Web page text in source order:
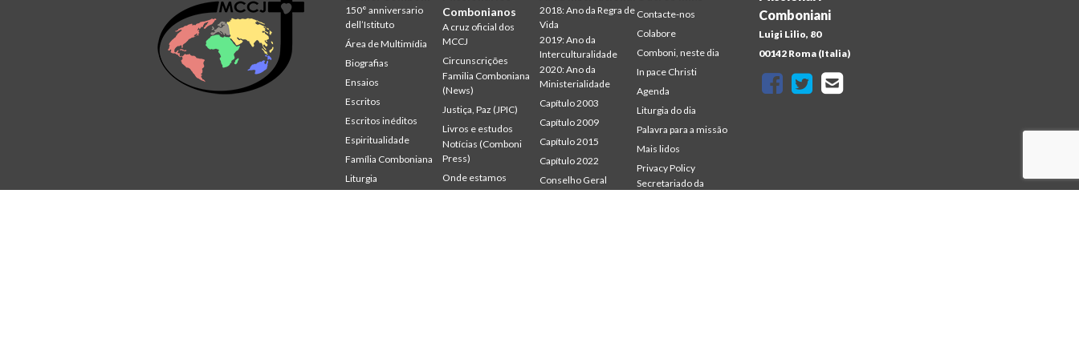
Comboniani
Luigi Lilio, 80
00142 Roma (Italia)
150° anniversario
dell’Istituto
Área de Multimídia
Biografias
Ensaios
Escritos
Escritos inéditos
Espiritualidade
Família Comboniana
Liturgia
Studium
Combonianos
A cruz oficial dos
MCCJ
Circunscrições
Familia Comboniana
(News)
Justiça, Paz (JPIC)
Livros e estudos
Notícias (Comboni
Press)
Onde estamos
2018: Ano da Regra de
Vida
2019: Ano da
Interculturalidade
2020: Ano da
Ministerialidade
Capítulo 2003
Capítulo 2009
Capítulo 2015
Capítulo 2022
Conselho Geral
Contacte-nos
Colabore
Comboni, neste dia
In pace Christi
Agenda
Liturgia do dia
Palavra para a missão
Mais lidos
Privacy Policy
Secretariado da